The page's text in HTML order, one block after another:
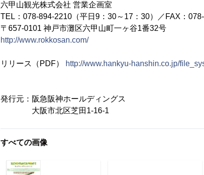
六甲山観光株式会社 営業企画室
TEL：078-894-2210（平日9：30～17：30）／FAX：
〒657-0101 神戸市灘区六甲山町一ヶ谷1番32号
http://www.rokkosan.com/
リリース（PDF） http://www.hankyu-hanshin.co.jp/
発行元：阪急阪神ホールディングス
大阪市北区芝田1-16-1
すべての画像